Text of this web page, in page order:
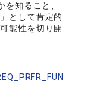
知ること、
として肯定的
能性を切り開